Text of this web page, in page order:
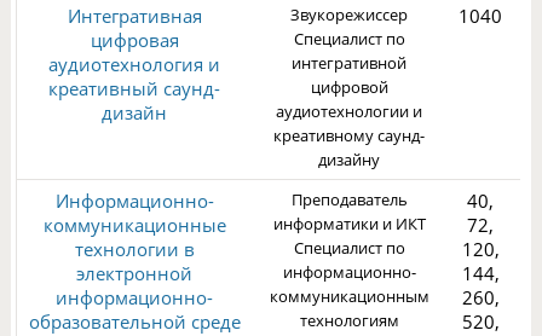
Интегративная
цифровая
аудиотехнология и
креативный саунд-
дизайн
Звукорежиссер
Специалист по
интегративной
цифровой
аудиотехнологии и
креативному саунд-
дизайну
1040
Информационно-
коммуникационные
технологии в
электронной
информационно-
образовательной среде
Преподаватель
информатики и ИКТ
Специалист по
информационно-
коммуникационным
технологиям
40,
72,
120,
144,
260,
520,